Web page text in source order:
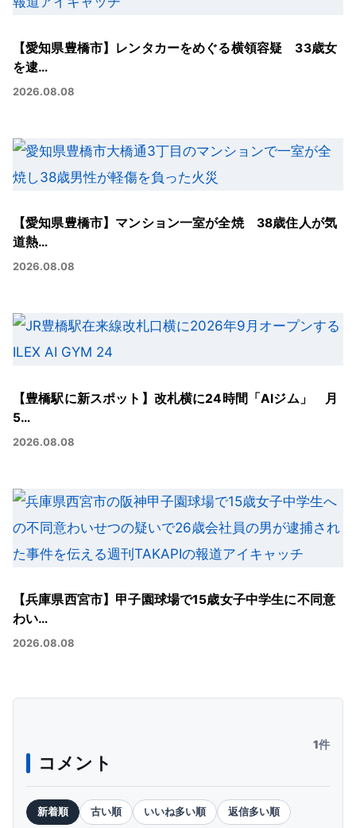
【愛知県豊橋市】レンタカーをめぐる横領容疑 33歳女
を逮…
2026.08.08
【愛知県豊橋市】マンション一室が全焼 38歳住人が気
道熱…
2026.08.08
【豊橋駅に新スポット】改札横に24時間「AIジム」 月
5…
2026.08.08
【兵庫県西宮市】甲子園球場で15歳女子中学生に不同意
わい…
2026.08.08
コメント
1件
新着順 古い順 いいね多い順 返信多い順